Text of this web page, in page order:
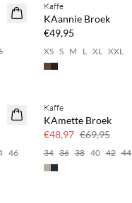
NEWS
Kaffe
KAannie Broek
€49,95
XS S M L XL XXL
46
SAVE20
Kaffe
KAmette Broek
€48,97 €69,95
34 36 38 40 42 44